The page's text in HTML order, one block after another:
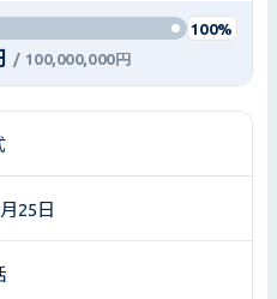
100%
/ 100,000,000円
25日